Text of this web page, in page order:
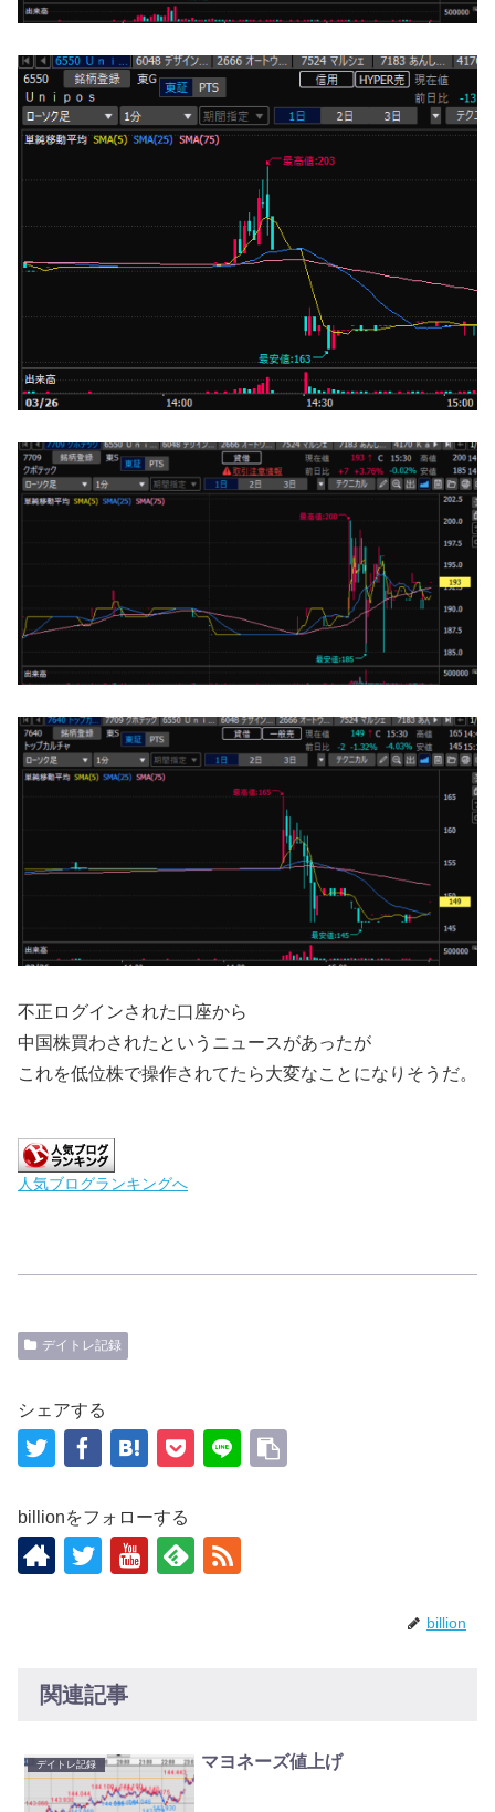
不正ログインされた口座から
中国株買わされたというニュースがあったが
これを低位株で操作されてたら大変なことになりそうだ。
人気ブログランキングへ
デイトレ記録
シェアする
billionをフォローする
billion
関連記事
デイトレ記録 マヨネーズ値上げ